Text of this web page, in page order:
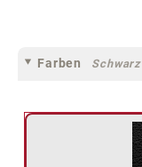
Farben Schwarz